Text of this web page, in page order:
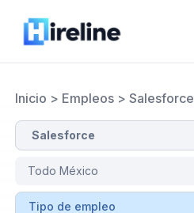
Inicio > Empleos> Salesforce